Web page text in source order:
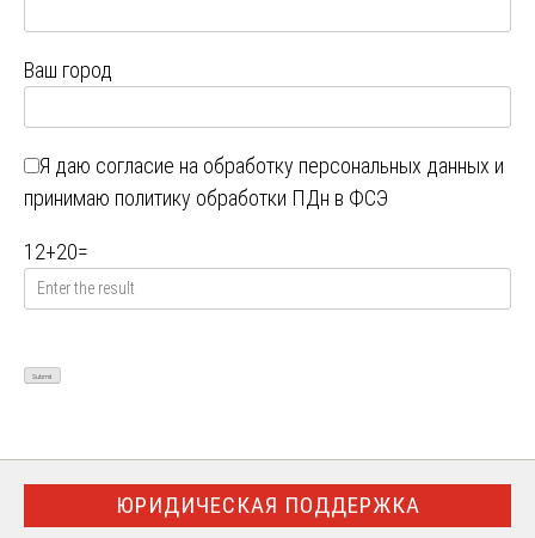
Ваш город
Я даю согласие на обработку персональных данных и
принимаю политику обработки ПДн в ФСЭ
12+20=
ЮРИДИЧЕСКАЯ ПОДДЕРЖКА